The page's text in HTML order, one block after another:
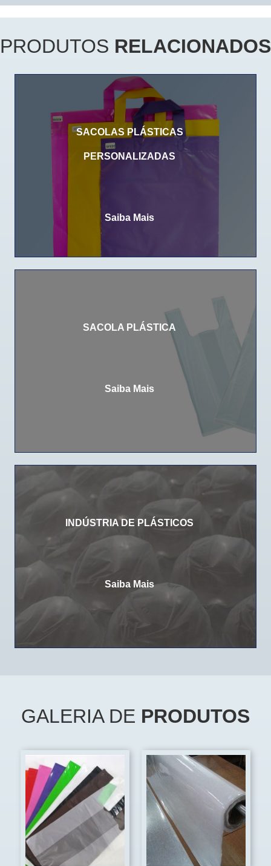
PRODUTOS RELACIONADOS
SACOLAS PLÁSTICAS
PERSONALIZADAS
Saiba Mais
SACOLA PLÁSTICA
Saiba Mais
INDÚSTRIA DE PLÁSTICOS
Saiba Mais
GALERIA DE PRODUTOS